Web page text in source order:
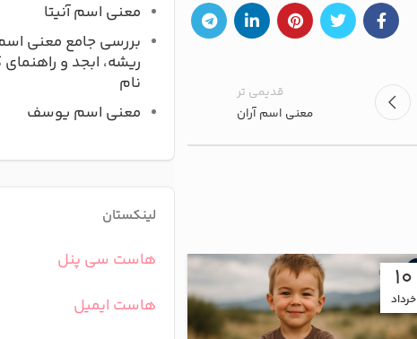
قدیمی تر
معنی اسم آران
10
خرداد اردیبهشت
معنی اسم آنیتا
بررسی جامع معنی
ریشه، ابجد و
نام
معنی اسم یوسف
لینکستان
هاست سی پنل
هاست ایمیل